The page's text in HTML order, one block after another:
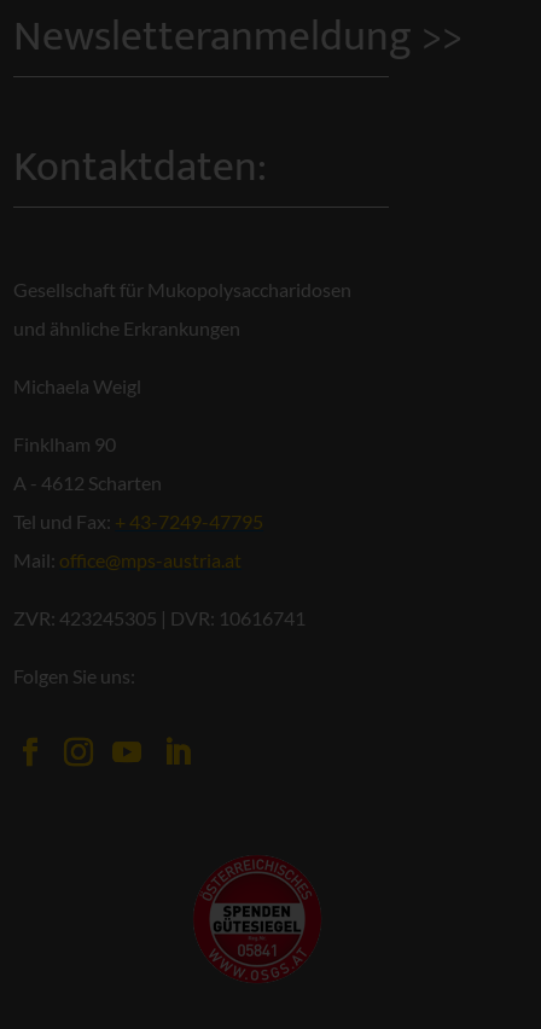
Newsletteranmeldung >>
Kontaktdaten:
Gesellschaft für Mukopolysaccharidosen
und ähnliche Erkrankungen
Michaela Weigl
Finklham 90
A - 4612 Scharten
Tel und Fax: + 43-7249-47795
Mail: office@mps-austria.at
ZVR: 423245305 | DVR: 10616741
Folgen Sie uns: